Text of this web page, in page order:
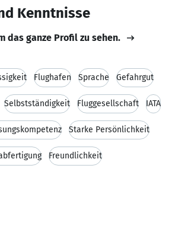
Kenntnisse
das ganze Profil zu sehen.
Flughafen Sprache Gefahrgut
Selbstständigkeit Fluggesellschaft IATA
Starke Persönlichkeit
Freundlichkeit